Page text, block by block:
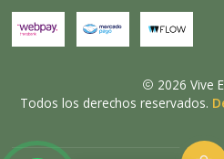
2026 Vive
Todos los derechos reservados.